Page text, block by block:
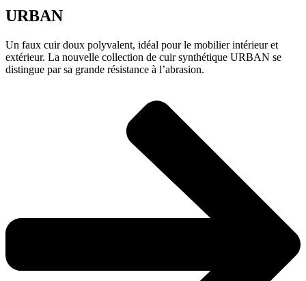
URBAN
Un faux cuir doux polyvalent, idéal pour le mobilier intérieur et
extérieur. La nouvelle collection de cuir synthétique URBAN se
distingue par sa grande résistance à l’abrasion.